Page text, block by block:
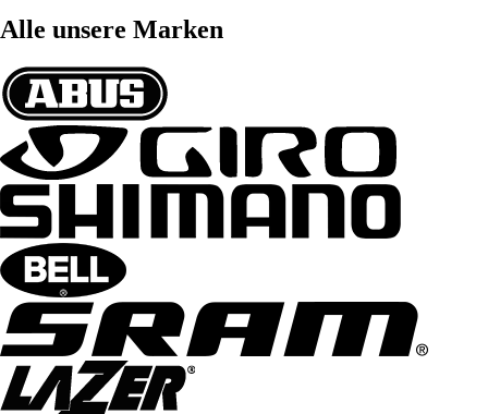
Alle unsere Marken